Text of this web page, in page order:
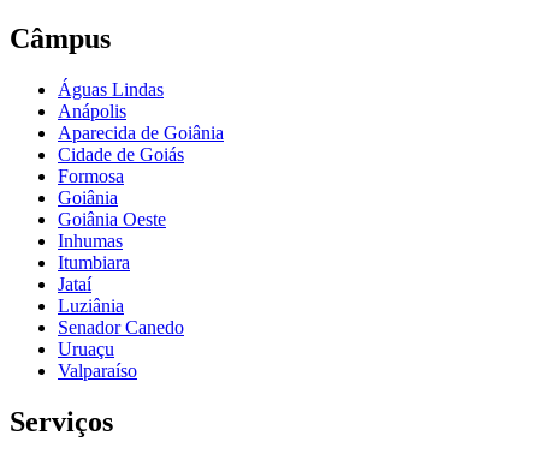
Câmpus
Águas Lindas
Anápolis
Aparecida de Goiânia
Cidade de Goiás
Formosa
Goiânia
Goiânia Oeste
Inhumas
Itumbiara
Jataí
Luziânia
Senador Canedo
Uruaçu
Valparaíso
Serviços